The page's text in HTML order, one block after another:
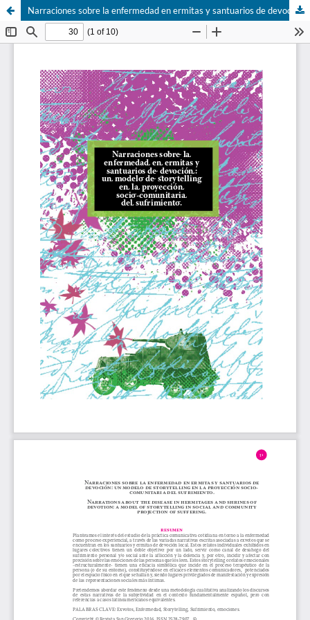
Narraciones sobre la enfermedad en ermitas y santuarios de devoción: un modelo de storytelling en la proyección sociocomunitaria del sufrimiento.